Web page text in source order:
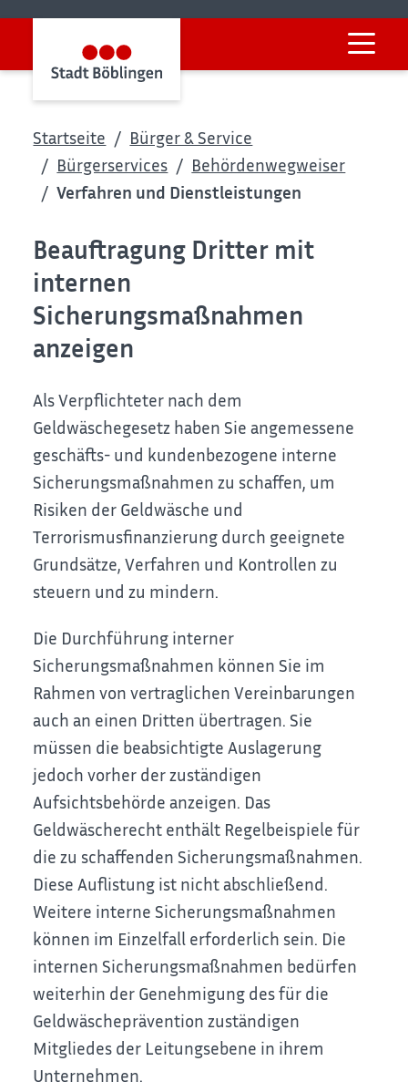
Startseite
Bürger & Service
Bürgerservices
Behördenwegweiser
Verfahren und Dienstleistungen
Beauftragung Dritter mit
internen
Sicherungsmaßnahmen
anzeigen
Als Verpflichteter nach dem
Geldwäschegesetz haben Sie angemessene
geschäfts- und kundenbezogene interne
Sicherungsmaßnahmen zu schaffen, um
Risiken der Geldwäsche und
Terrorismusfinanzierung durch geeignete
Grundsätze, Verfahren und Kontrollen zu
steuern und zu mindern.
Die Durchführung interner
Sicherungsmaßnahmen können Sie im
Rahmen von vertraglichen Vereinbarungen
auch an einen Dritten übertragen. Sie
müssen die beabsichtigte Auslagerung
jedoch vorher der zuständigen
Aufsichtsbehörde anzeigen. Das
Geldwäscherecht enthält Regelbeispiele für
die zu schaffenden Sicherungsmaßnahmen.
Diese Auflistung ist nicht abschließend.
Weitere interne Sicherungsmaßnahmen
können im Einzelfall erforderlich sein. Die
internen Sicherungsmaßnahmen bedürfen
weiterhin der Genehmigung des für die
Geldwäscheprävention zuständigen
Mitgliedes der Leitungsebene in ihrem
Unternehmen.